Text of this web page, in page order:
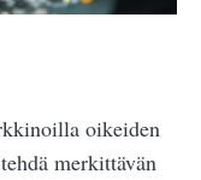
oikeiden
merkittävän